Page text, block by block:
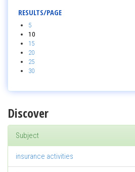
RESULTS/PAGE
5
10
15
20
25
30
Discover
Subject
insurance activities